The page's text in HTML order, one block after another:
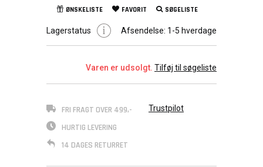
ØNSKELISTE FAVORIT SØGELISTE
Lagerstatus Afsendelse: 1-5 hverdage
Varen er udsolgt. Tilføj til søgeliste
FRI FRAGT OVER 499,-
HURTIG LEVERING
14 DAGES RETURRET
Trustpilot